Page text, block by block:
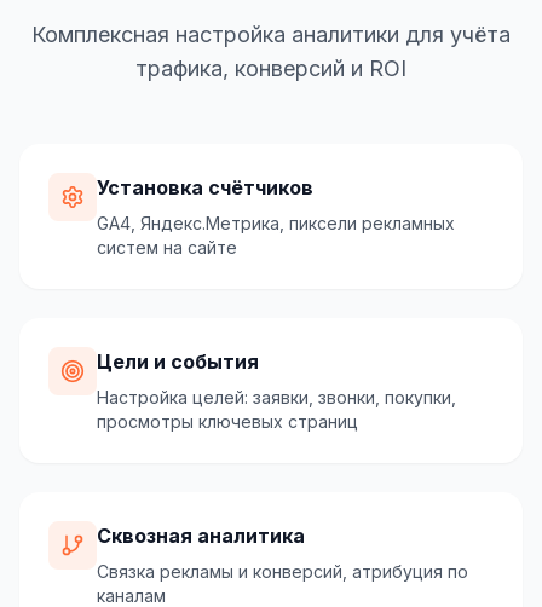
Комплексная настройка аналитики для учёта
трафика, конверсий и ROI
Установка счётчиков
GA4, Яндекс.Метрика, пиксели рекламных
систем на сайте
Цели и события
Настройка целей: заявки, звонки, покупки,
просмотры ключевых страниц
Сквозная аналитика
Связка рекламы и конверсий, атрибуция по
каналам